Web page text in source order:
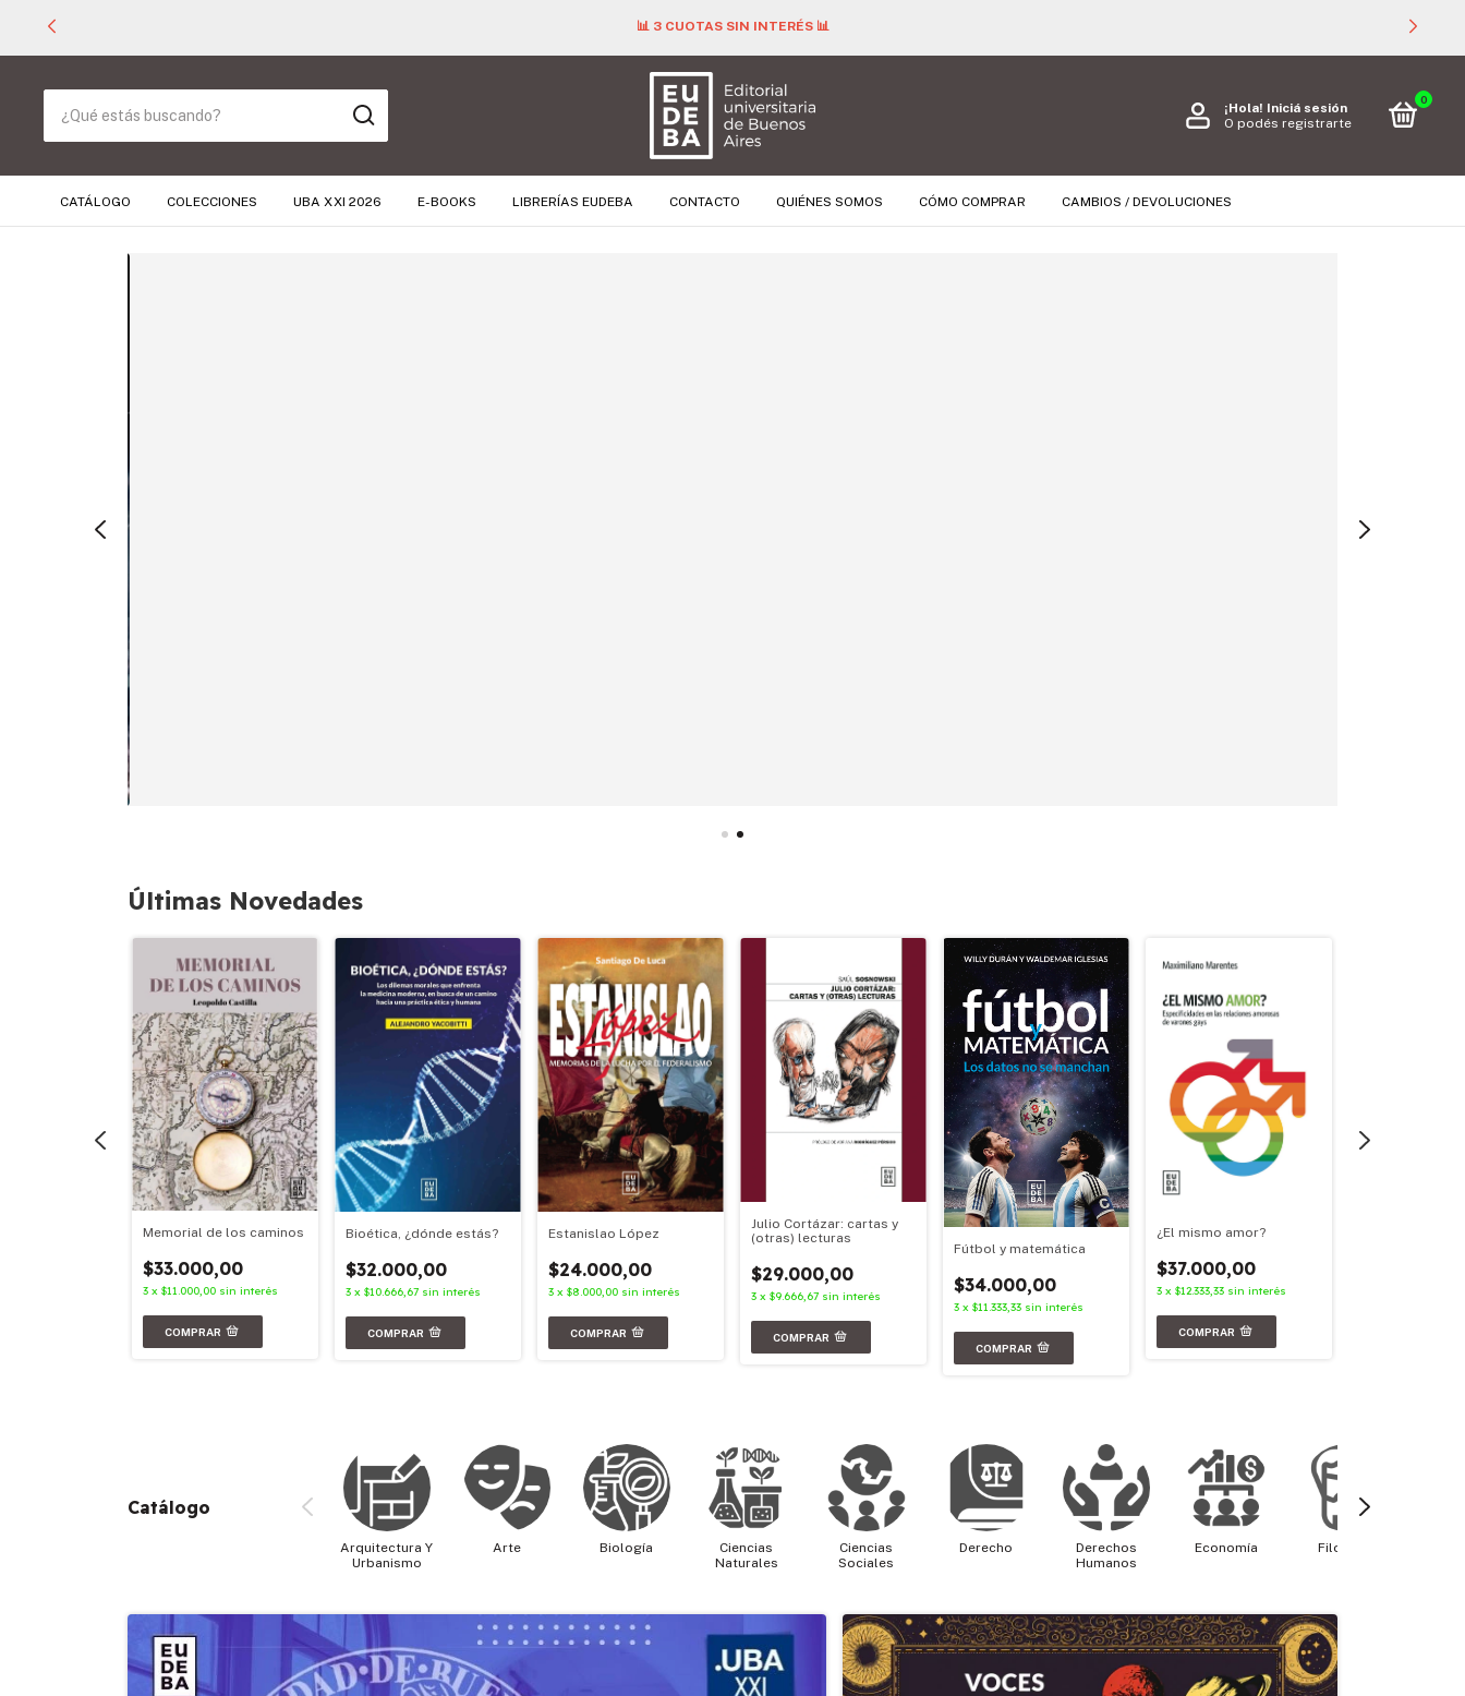
📊 3 CUOTAS SIN INTERÉS 📊
¡Hola! Iniciá sesión
O podés registrarte
0
CATÁLOGO COLECCIONES UBA XXI 2026 E-BOOKS LIBRERÍAS EUDEBA CONTACTO QUIÉNES SOMOS CÓMO COMPRAR CAMBIOS / DEVOLUCIONES
Últimas Novedades
Memorial de los caminos
$33.000,00
3 x $11.000,00 sin interés
Bioética, ¿dónde estás?
$32.000,00
3 x $10.666,67 sin interés
Estanislao López
$24.000,00
3 x $8.000,00 sin interés
Julio Cortázar: cartas y
(otras) lecturas
$29.000,00
3 x $9.666,67 sin interés
Fútbol y matemática
$34.000,00
3 x $11.333,33 sin interés
¿El mismo amor?
$37.000,00
3 x $12.333,33 sin interés
Catálogo
Arquitectura Y
Urbanismo
Arte Biología
Ciencias
Naturales
Ciencias
Sociales
Derecho
Derechos
Humanos
Economía Filosofía